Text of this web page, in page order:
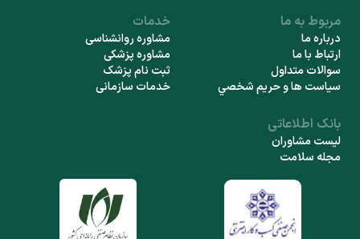
مربوط به ما
درباره ما
ارتباط با ما
سوالات متداول
سياست ها و حريم شخصي
خدمات
مشاوره روانشناسی
مشاوره پزشکی
ثبت نام پزشک
خدمات سازمانی
بانک اطلاعاتی
لیست مشاوران
مجله سلامت